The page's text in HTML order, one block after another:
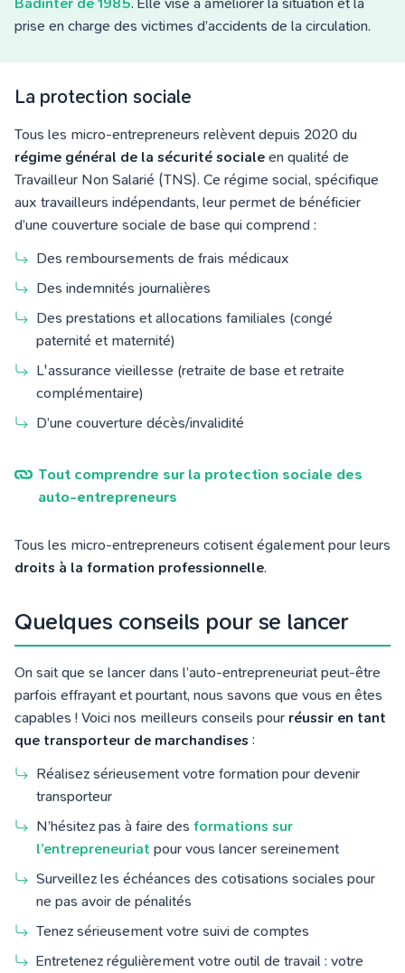
prise en charge des victimes d’accidents de la circulation.
La protection sociale
Tous les micro-entrepreneurs relèvent depuis 2020 du
régime général de la sécurité sociale en qualité de
Travailleur Non Salarié (TNS). Ce régime social, spécifique
aux travailleurs indépendants, leur permet de bénéficier
d’une couverture sociale de base qui comprend :
Des remboursements de frais médicaux
Des indemnités journalières
Des prestations et allocations familiales (congé
paternité et maternité)
L'assurance vieillesse (retraite de base et retraite
complémentaire)
D’une couverture décès/invalidité
Tout comprendre sur la protection sociale des
auto-entrepreneurs
Tous les micro-entrepreneurs cotisent également pour leurs
droits à la formation professionnelle.
Quelques conseils pour se lancer
On sait que se lancer dans l’auto-entrepreneuriat peut-être
parfois effrayant et pourtant, nous savons que vous en êtes
capables ! Voici nos meilleurs conseils pour réussir en tant
que transporteur de marchandises :
Réalisez sérieusement votre formation pour devenir
transporteur
N’hésitez pas à faire des formations sur
l’entrepreneuriat pour vous lancer sereinement
Surveillez les échéances des cotisations sociales pour
ne pas avoir de pénalités
Tenez sérieusement votre suivi de comptes
Entretenez régulièrement votre outil de travail : votre